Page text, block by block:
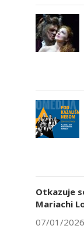
Otkazuje
Mariachi
07/01/2026